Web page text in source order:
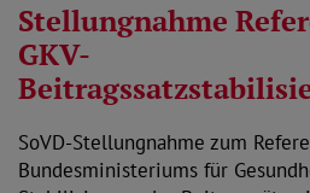
Stellungnahme
GKV-
SoVD-Stellungnahme zum
Bundesministeriums für